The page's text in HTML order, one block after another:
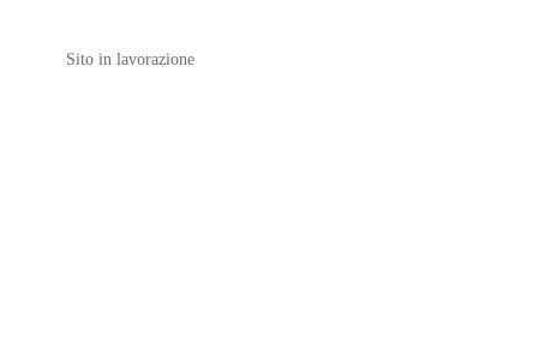
Sito in lavorazione